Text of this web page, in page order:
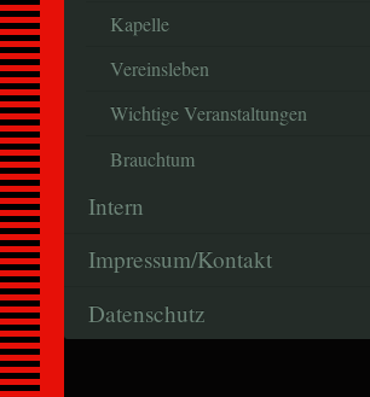
Kapelle
Vereinsleben
Wichtige Veranstaltungen
Brauchtum
Intern
Impressum/Kontakt
Datenschutz